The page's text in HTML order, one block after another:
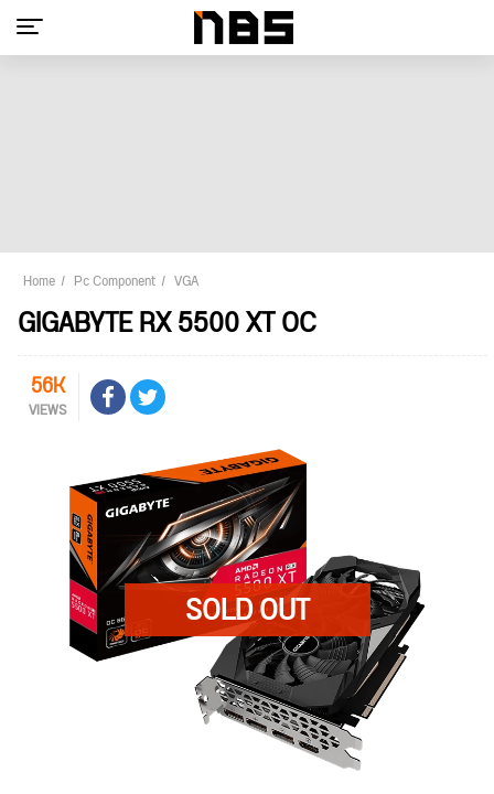
Home Pc Component VGA
GIGABYTE RX 5500 XT OC
56K
VIEWS